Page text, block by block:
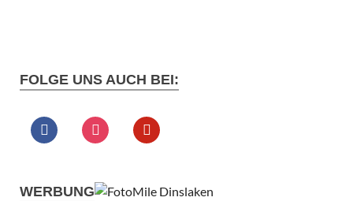
FOLGE UNS AUCH BEI:
WERBUNG